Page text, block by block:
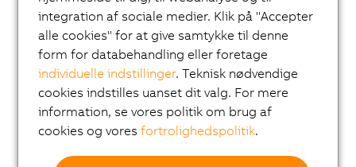
X67 System
XV System
Vision systemer
Safety technology
Motion control
Mekatroniske systemer
integration af sociale medier. Klik på "Accepter
alle cookies" for at give samtykke til denne
form for databehandling eller foretage
individuelle indstillinger. Teknisk nødvendige
cookies indstilles uanset dit valg. For mere
information, se vores politik om brug af
cookies og voresfortrolighedspolitik.